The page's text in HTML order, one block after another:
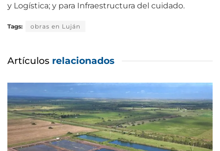
y Logística; y para Infraestructura del cuidado.
Tags: obras en Luján
Artículos relacionados